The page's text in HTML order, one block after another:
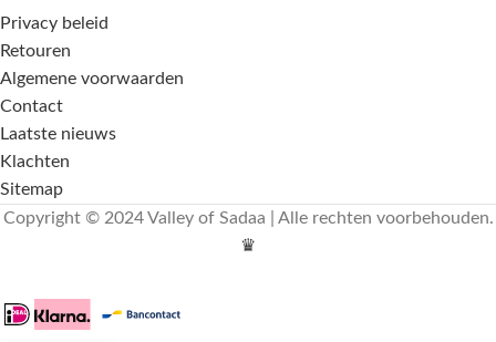
Privacy beleid
Retouren
Algemene voorwaarden
Contact
Laatste nieuws
Klachten
Sitemap
Copyright © 2024 Valley of Sadaa | Alle rechten voorbehouden.
♛